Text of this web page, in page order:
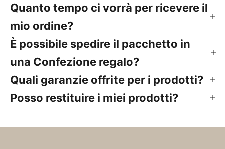
Quanto tempo ci vorrà per ricevere il
mio ordine?
È possibile spedire il pacchetto in
una Confezione regalo?
Quali garanzie offrite per i prodotti?
Posso restituire i miei prodotti?